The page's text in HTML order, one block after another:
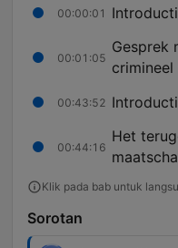
00:00:01
00:01:05
Gesprek
00:43:52
00:44:16
Het
Klik pada bab untuk
Sorotan